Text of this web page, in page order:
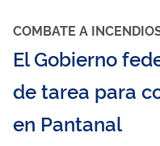
COMBATE A
El Gobierno
de tarea para
en Pantanal